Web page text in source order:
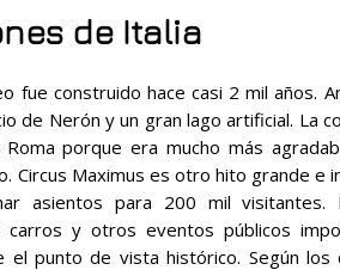
de Italia
fue construido hace casi 2 mil años.
de Nerón y un gran lago artificial. La
porque era mucho más
Circus Maximus es otro hito grande e
asientos para 200 mil
carros y otros eventos públicos
el punto de vista histórico. Según